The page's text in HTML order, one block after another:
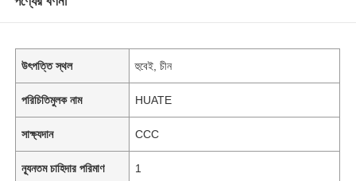
উৎপত্তি স্থল হুবেই, চীন
পরিচিতিমুলক নাম HUATE
সাক্ষ্যদান CCC
ন্যূনতম চাহিদার পরিমাণ 1